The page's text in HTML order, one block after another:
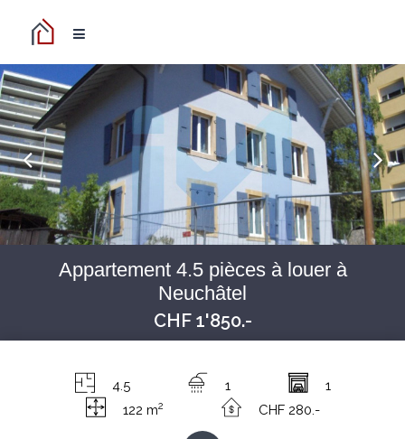
Appartement 4.5 pièces à louer à
Neuchâtel
CHF 1'850.-
4.5 1
1
122 m2 CHF 280.-